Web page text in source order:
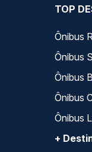
TOP
Ônibus
Ônibus
Ônibus
Ônibus
Ônibus
+